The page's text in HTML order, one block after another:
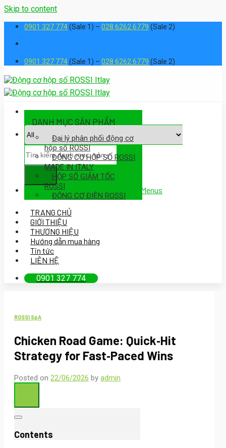
Skip to content
0901 327 774(Sale 1) – 028 6262 6779 (Sale 2)
0901 327 774(Sale 1) – 028 6262 6779 (Sale 2)
Assign a menu in Theme Options > Menus
DANH MỤC SẢN PHẨM
Đại lý phân phối động cơ
hộp số ROSSI
ĐỘNG CƠ HỘP SỐ ROSSI
MADE IN ITALY
HỘP SỐ GIẢM TỐC
ROSSI
ĐỘNG CƠ ĐIỆN ROSSI
TRANG CHỦ
GIỚI THIỆU
THƯƠNG HIỆU
Hướng dẫn mua hàng
Tin tức
LIÊN HỆ
0901 327 774
ROSSI SpA
Chicken Road Game: Quick‑Hit
Strategy for Fast‑Paced Wins
Posted on 22/06/2026 by admin
Contents